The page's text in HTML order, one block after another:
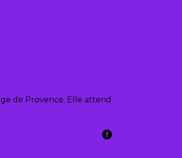
de Provence. Elle attend